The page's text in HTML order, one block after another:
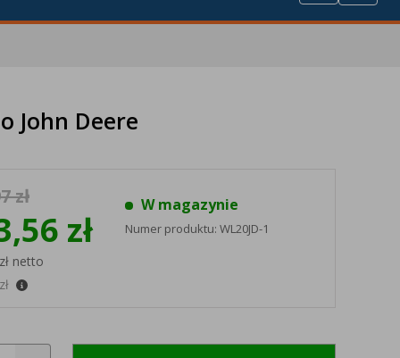
John Deere
zł
zł
netto
zł
W magazynie
Numer produktu: WL20JD-1